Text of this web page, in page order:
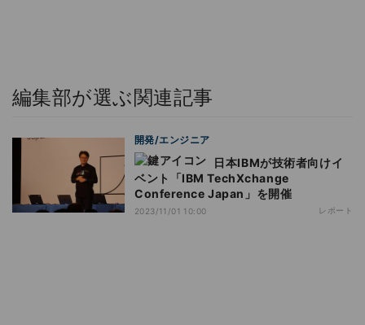
編集部が選ぶ関連記事
開発/エンジニア
ベント「IBM TechXchange
Conference Japan」を開催
2023/11/01 10:00 レポート